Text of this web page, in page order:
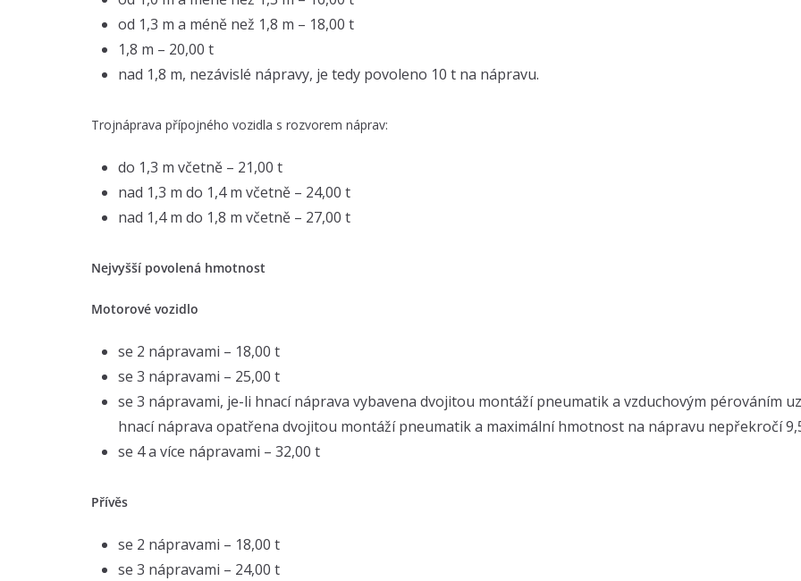
od 1,3 m a méně než 1,8 m – 18,00 t
1,8 m – 20,00 t
nad 1,8 m, nezávislé nápravy, je tedy povoleno 10 t na nápravu.
Trojnáprava přípojného vozidla s rozvorem náprav:
do 1,3 m včetně – 21,00 t
nad 1,3 m do 1,4 m včetně – 24,00 t
nad 1,4 m do 1,8 m včetně – 27,00 t
Nejvyšší povolená hmotnost
Motorové vozidlo
se 2 nápravami – 18,00 t
se 3 nápravami – 25,00 t
se 3 nápravami, je-li hnací náprava vybavena dvojitou montáží pneumatik a vzduchovým pérováním
hnací náprava opatřena dvojitou montáží pneumatik a maximální hmotnost na nápravu nepřekročí
se 4 a více nápravami – 32,00 t
Přívěs
se 2 nápravami – 18,00 t
se 3 nápravami – 24,00 t